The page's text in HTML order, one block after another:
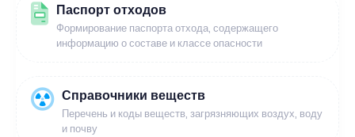
Паспорт отходов
Формирование паспорта отхода, содержащего
информацию о составе и классе опасности
Справочники веществ
Перечень и коды веществ, загрязняющих воздух, воду
и почву